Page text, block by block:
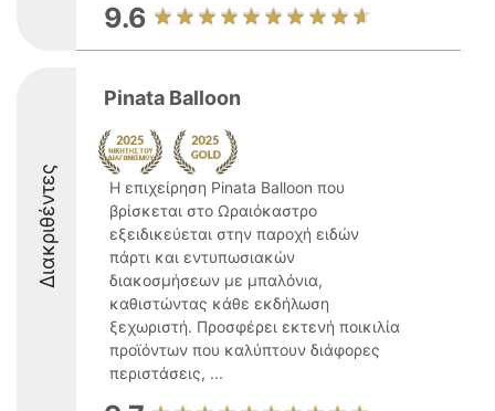
9.6
Διακριθέντες
Pinata Balloon
Η επιχείρηση Pinata Balloon που
βρίσκεται στο Ωραιόκαστρο
εξειδικεύεται στην παροχή ειδών
πάρτι και εντυπωσιακών
διακοσμήσεων με μπαλόνια,
καθιστώντας κάθε εκδήλωση
ξεχωριστή. Προσφέρει εκτενή ποικιλία
προϊόντων που καλύπτουν διάφορες
περιστάσεις, ...